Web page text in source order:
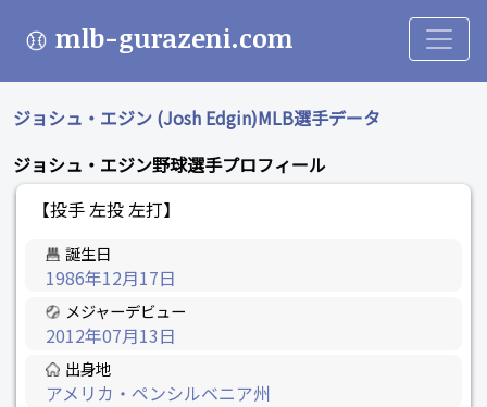
mlb-gurazeni.com
ジョシュ・エジン (Josh Edgin)MLB選手データ
ジョシュ・エジン野球選手プロフィール
【投手 左投 左打】
誕生日
1986年12月17日
メジャーデビュー
2012年07月13日
出身地
アメリカ・ペンシルベニア州